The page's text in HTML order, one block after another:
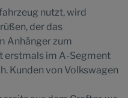
nutzt, wird
der das
Anhänger zum
erstmals im A-Segment
Kunden von Volkswagen